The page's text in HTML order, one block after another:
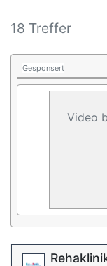
18 Treffer
Gesponsert
Video